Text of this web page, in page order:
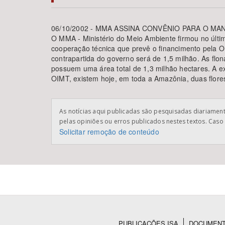
Área de Levantamento
06/10/2002 - MMA ASSINA CONVÊNIO PARA O
O MMA - Ministério do Meio Ambiente firmou no
cooperação técnica que prevê o financimento pela
contrapartida do governo será de 1,5 milhão. As
possuem uma área total de 1,3 milhão hectares. A
OIMT, existem hoje, em toda a Amazônia, duas
As notícias aqui publicadas são pesquisadas
pelas opiniões ou erros publicados nestes textos.
Solicitar remoção de conteúdo